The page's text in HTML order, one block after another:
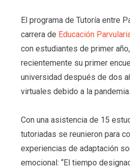
El programa de Tutoría entre
carrera de Educación
con estudiantes de primer
recientemente su primer
universidad después de dos
virtuales debido a la pandemia.
Con una asistencia de 15
tutoriadas se reunieron para
experiencias de adaptación
emocional: “El tiempo